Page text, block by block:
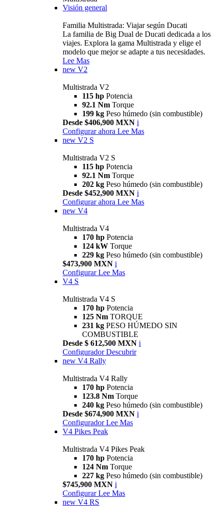
Visión general
Familia Multistrada: Viajar según Ducati
La familia de Big Dual de Ducati dedicada a los
viajes. Explora la gama Multistrada y elige el
modelo que mejor se adapte a tus necesidades.
Lee Mas
new V2
Multistrada V2
115 hp Potencia
92.1 Nm Torque
199 kg Peso húmedo (sin combustible)
Desde $406,900 MXN i
Configurar ahora Lee Mas
new V2 S
Multistrada V2 S
115 hp Potencia
92.1 Nm Torque
202 kg Peso húmedo (sin combustible)
Desde $452,900 MXN i
Configurar ahora Lee Mas
new V4
Multistrada V4
170 hp Potencia
124 kW Torque
229 kg Peso húmedo (sin combustible)
$473,900 MXN i
Configurar Lee Mas
V4 S
Multistrada V4 S
170 hp Potencia
125 Nm TORQUE
231 kg PESO HÚMEDO SIN
COMBUSTIBLE
Desde $ 612,500 MXN i
Configurador Descubrir
new V4 Rally
Multistrada V4 Rally
170 hp Potencia
123.8 Nm Torque
240 kg Peso húmedo (sin combustible)
Desde $674,900 MXN i
Configurador Lee Mas
V4 Pikes Peak
Multistrada V4 Pikes Peak
170 hp Potencia
124 Nm Torque
227 kg Peso húmedo (sin combustible)
$745,900 MXN i
Configurar Lee Mas
new V4 RS